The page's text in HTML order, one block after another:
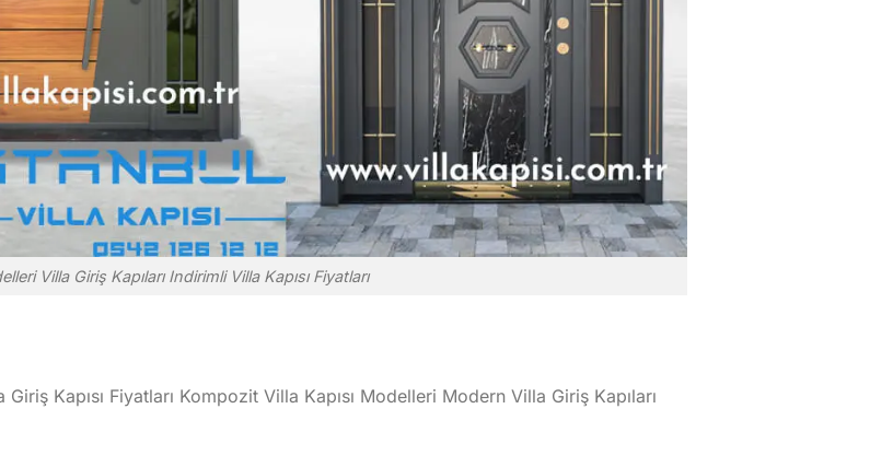
Villa Giriş Kapıları Indirimli Villa Kapısı Fiyatları
Kapısı Fiyatları Kompozit Villa Kapısı Modelleri Modern Villa Giriş Kapıları